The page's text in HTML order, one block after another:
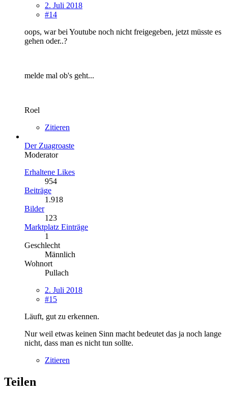
2. Juli 2018
#14
oops, war bei Youtube noch nicht freigegeben, jetzt müsste es
gehen oder..?
melde mal ob's geht...
Roel
Zitieren
Der Zuagroaste
Moderator
Erhaltene Likes
954
Beiträge
1.918
Bilder
123
Marktplatz Einträge
1
Geschlecht
Männlich
Wohnort
Pullach
2. Juli 2018
#15
Läuft, gut zu erkennen.
Nur weil etwas keinen Sinn macht bedeutet das ja noch lange
nicht, dass man es nicht tun sollte.
Zitieren
Teilen